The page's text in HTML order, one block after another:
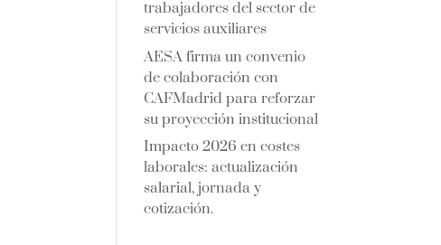
trabajadores del sector de
servicios auxiliares
AESA firma un convenio
de colaboración con
CAFMadrid para reforzar
su proyección institucional
Impacto 2026 en costes
laborales: actualización
salarial, jornada y
cotización.